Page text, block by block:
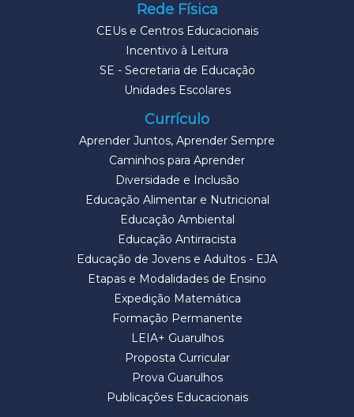
Rede Física
CEUs e Centros Educacionais
Incentivo à Leitura
SE - Secretaria de Educação
Unidades Escolares
Currículo
Aprender Juntos, Aprender Sempre
Caminhos para Aprender
Diversidade e Inclusão
Educação Alimentar e Nutricional
Educação Ambiental
Educação Antirracista
Educação de Jovens e Adultos - EJA
Etapas e Modalidades de Ensino
Expedição Matemática
Formação Permanente
LEIA+ Guarulhos
Proposta Curricular
Prova Guarulhos
Publicações Educacionais